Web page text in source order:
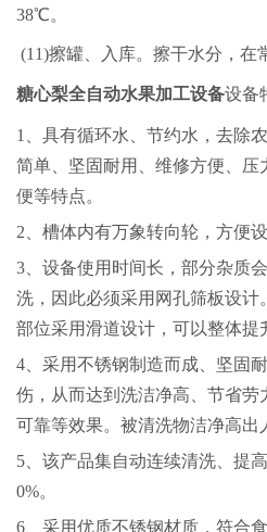
38℃。
(11)擦罐、入库。擦干水分，在
糖心梨全自动水果加工设备设备
1、具有循环水、节约水，去除
简单、坚固耐用、维修方便、
便等特点。
2、槽体内有万象转向轮，方便
3、设备使用时间长，部分杂质
洗，因此必须采用网孔筛板设
部位采用滑道设计，可以整体提
4、采用不锈钢制造而成、坚固
伤，从而达到洗洁净高、节省劳
可靠等效果。被清洗物洁净高出
5、该产品集自动连续清洗、提
0%。
6、采用优质不锈钢材质，符合